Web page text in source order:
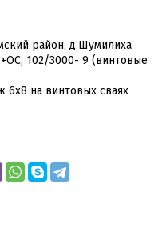
район, д.Шумилиха
102/3000- 9 (винтовые
6х8 на винтовых сваях